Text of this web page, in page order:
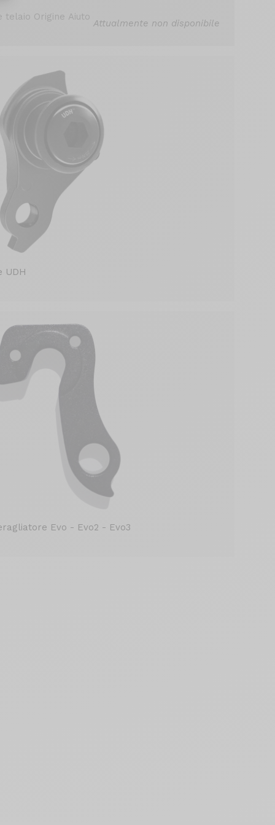
telaio Origine Aiuto
Attualmente non disponibile
UDH
Evo - Evo2 - Evo3